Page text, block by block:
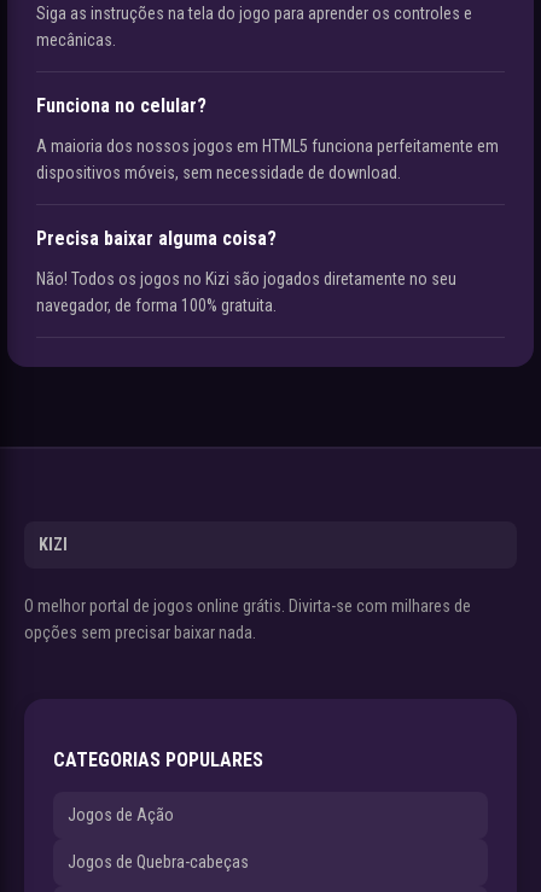
Siga as instruções na tela do jogo para aprender os controles e
mecânicas.
Funciona no celular?
A maioria dos nossos jogos em HTML5 funciona perfeitamente em
dispositivos móveis, sem necessidade de download.
Precisa baixar alguma coisa?
Não! Todos os jogos no Kizi são jogados diretamente no seu
navegador, de forma 100% gratuita.
KIZI
O melhor portal de jogos online grátis. Divirta-se com milhares de
opções sem precisar baixar nada.
CATEGORIAS POPULARES
Jogos de Ação
Jogos de Quebra-cabeças